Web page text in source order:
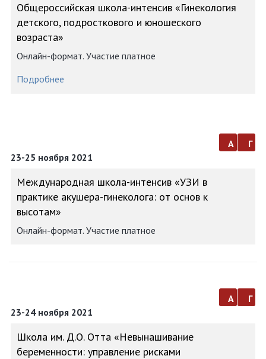
Общероссийская школа-интенсив «Гинекология
детского, подросткового и юношеского
возраста»
Онлайн-формат. Участие платное
Подробнее
23-25 ноября 2021
а г
Международная школа-интенсив «УЗИ в
практике акушера-гинеколога: от основ к
высотам»
Онлайн-формат. Участие платное
23-24 ноября 2021
а г
Школа им. Д.О. Отта «Невынашивание
беременности: управление рисками